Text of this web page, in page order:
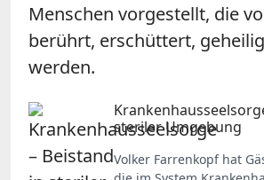
Menschen vorgestellt, die
berührt, erschüttert,
werden.
steriler Umgebung
Volker Farrenkopf hat